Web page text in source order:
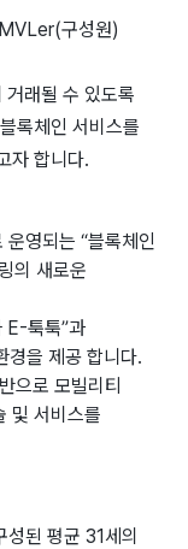
구성원)
래될 수 있도록
록체인 서비스를
자 합니다.
영되는 “블록체인
의 새로운
E-툭툭”과
경을 제공 합니다.
으로 모빌리티
및 서비스를
된 평균 31세의